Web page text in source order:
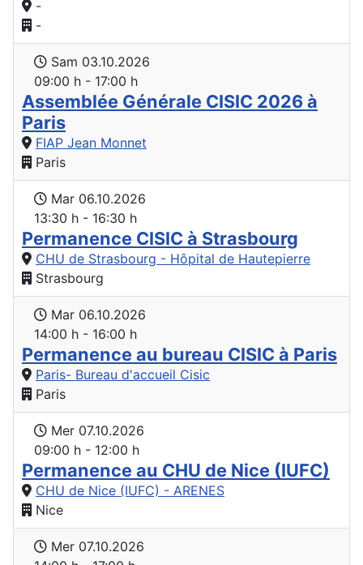
-
-
Sam 03.10.2026
09:00 h - 17:00 h
Assemblée Générale CISIC 2026 à
Paris
FIAP Jean Monnet
Paris
Mar 06.10.2026
13:30 h - 16:30 h
Permanence CISIC à Strasbourg
CHU de Strasbourg - Hôpital de Hautepierre
Strasbourg
Mar 06.10.2026
14:00 h - 16:00 h
Permanence au bureau CISIC à Paris
Paris- Bureau d'accueil Cisic
Paris
Mer 07.10.2026
09:00 h - 12:00 h
Permanence au CHU de Nice (IUFC)
CHU de Nice (IUFC) - ARENES
Nice
Mer 07.10.2026